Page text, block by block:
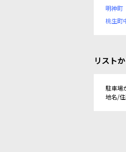
明神町
桃生町
リスト
駐車場
地名/